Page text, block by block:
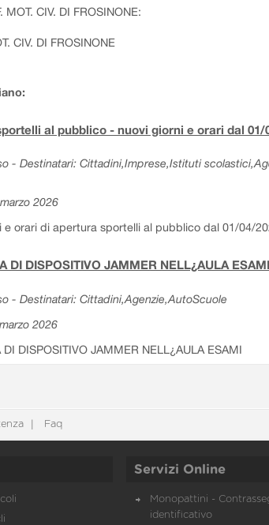
MOT. CIV. DI FROSINONE:
CIV. DI FROSINONE
al pubblico - nuovi giorni e orari dal 01/
- Destinatari: Cittadini,Imprese,Istituti
2026
e orari di apertura sportelli al pubblico dal 01/04/
DI DISPOSITIVO JAMMER NELL¿AULA ESAMI
- Destinatari: Cittadini,Agenzie,AutoScuole
2026
DI DISPOSITIVO JAMMER NELL¿AULA ESAMI
Faq
Servizi Online
Monopattini -
identificativo